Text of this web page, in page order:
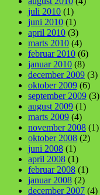
juli 2010 (1)
juni 2010 (1)
april 2010 (3)
marts 2010 (4)
februar 2010 (6)
januar 2010 (8)
december 2009 (3)
oktober 2009 (6)
september 2009 (3)
august 2009 (1)
marts 2009 (4)
november 2008 (1)
oktober 2008 (2)
juni 2008 (1)
april 2008 (1)
februar 2008 (1)
januar 2008 (2)
december 2007 (4)